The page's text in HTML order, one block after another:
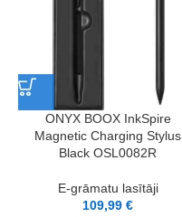
ONYX BOOX InkSpire
Magnetic Charging Stylus
Black OSL0082R
E-grāmatu lasītāji
109,99€